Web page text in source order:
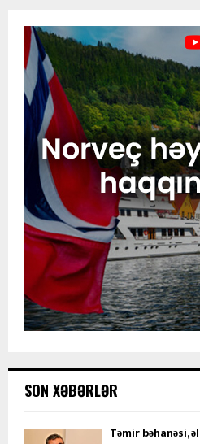
SON XƏBƏRLƏR
Təmir bəhanəsi,